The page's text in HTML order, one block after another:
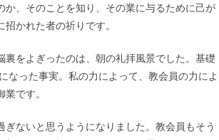
、そのことを知り、その業に与るために己が
かれた者の祈りです。
をよぎったのは、朝の礼拝風景でした。基礎
った事実。私の力によって、教会員の力によ
です。
ないと思うようになりました。教会員もそう